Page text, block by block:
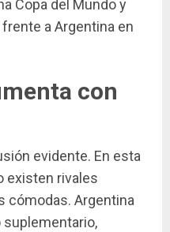
Copa del Mundo y
a Argentina en
con
evidente. En esta
existen rivales
cómodas. Argentina